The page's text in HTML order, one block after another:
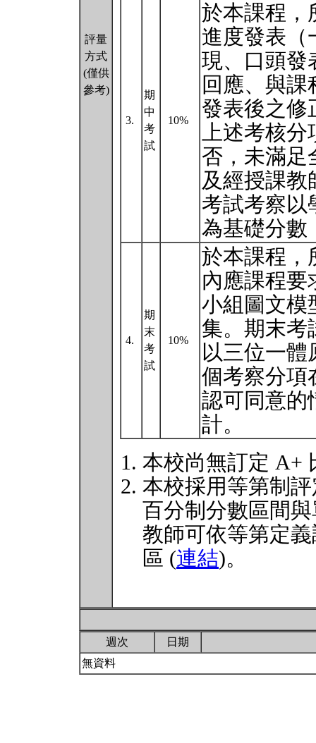
評量
方式
(僅供
參考)
3.
期
中
考
試
10%
於本課程，
進度發表（
現、口頭發
回應、與
發表後之修
上述考核分
否，未滿足
及經授課教
考試考察以
為基礎分
4.
期
末
考
試
10%
於本課程，
內應課程要
小組圖文模
集。期末考
以三位一體
個考察分項
認可同意的
計。
本校尚無訂定 A+
本校採用等第制
百分制分數區間
教師可依等第定
區 (連結)。
週次
日期
無資料